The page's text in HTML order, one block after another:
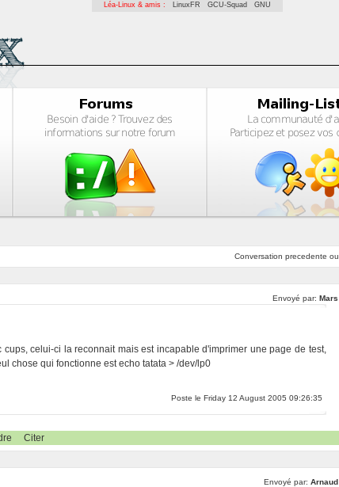
Léa-Linux & amis : LinuxFR GCU-Squad GNU
Conversation precedente ou
Envoyé par: Mars
celui-ci la reconnait mais est incapable d'imprimer une page de test,
chose qui fonctionne est echo tatata > /dev/lp0
Poste le Friday 12 August 2005 09:26:35
Citer
Envoyé par: Arnaud